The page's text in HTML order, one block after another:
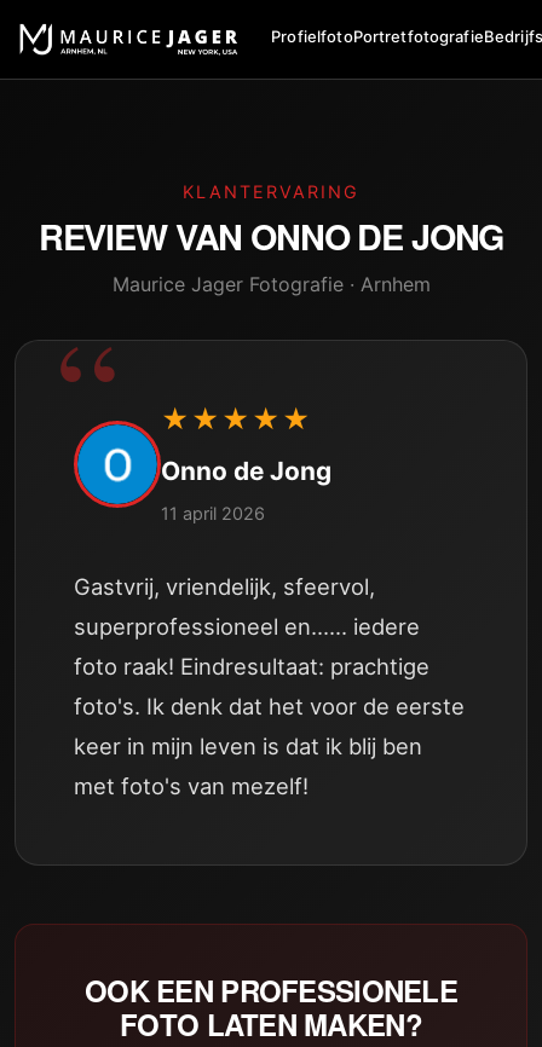
ProfielfotoPortretfotografie
KLANTERVARING
REVIEW VAN ONNO DE JONG
Maurice Jager Fotografie · Arnhem
★★★★★
Onno de Jong
11 april 2026
Gastvrij, vriendelijk, sfeervol,
superprofessioneel en...... iedere
foto raak! Eindresultaat: prachtige
foto's. Ik denk dat het voor de eerste
keer in mijn leven is dat ik blij ben
met foto's van mezelf!
OOK EEN PROFESSIONELE
FOTO LATEN MAKEN?